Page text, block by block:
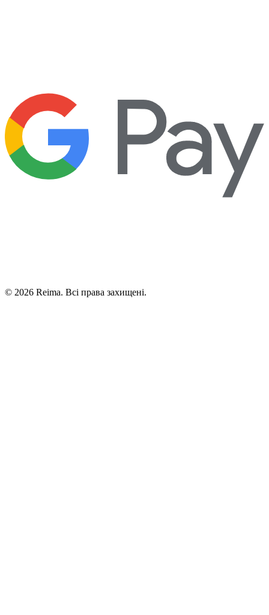
© 2026 Reima. Всі права захищені.